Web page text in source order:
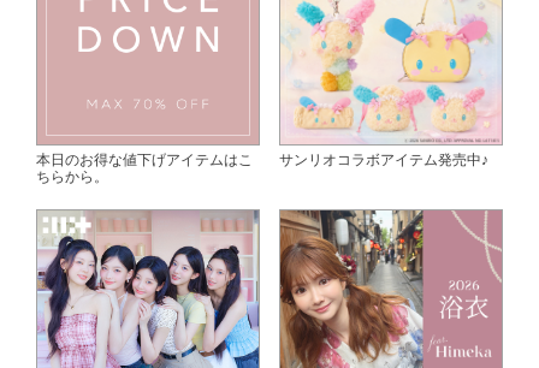
本日のお得な値下げアイテムはこ
ちらから。
サンリオコラボアイテム発売中♪